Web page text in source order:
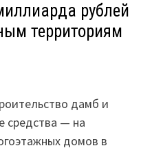
рублей
территориям
дамб и
средства — на
домов в